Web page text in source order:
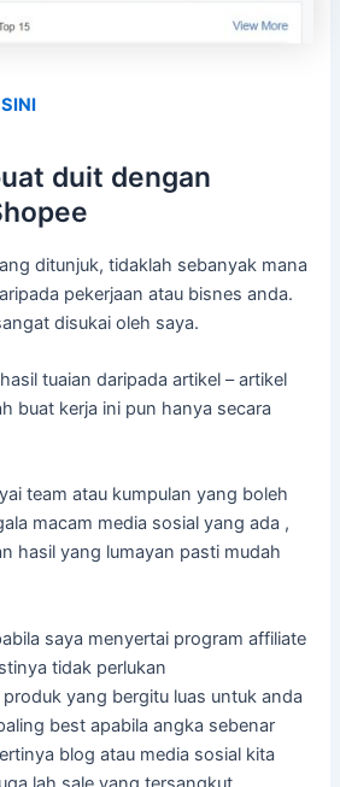
duit dengan
ditunjuk, tidaklah sebanyak mana
pekerjaan atau bisnes anda.
disukai oleh saya.
tuaian daripada artikel – artikel
buat kerja ini pun hanya secara
team atau kumpulan yang boleh
macam media sosial yang ada ,
hasil yang lumayan pasti mudah
saya menyertai program affiliate
tidak perlukan
yang bergitu luas untuk anda
best apabila angka sebenar
blog atau media sosial kita